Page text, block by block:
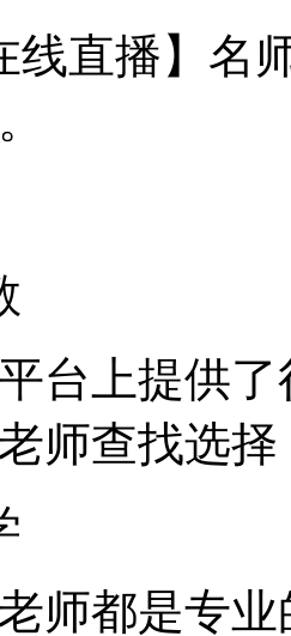
线直播】名
台上提供
师查找选择
师都是专